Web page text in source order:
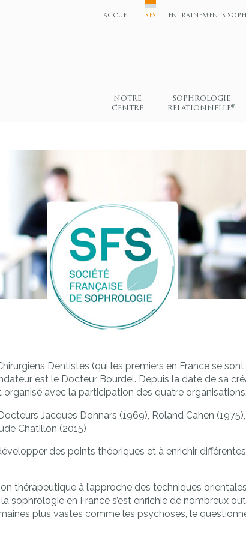
ACCUEIL SFS ENTRAINEMENTS
NOTRE
CENTRE
SOPHROLOGIE
RELATIONNELLE®
Dentistes (qui les premiers en France se
est le Docteur Bourdel. Depuis la date de sa
avec la participation des quatre organisations.
Jacques Donnars (1969), Roland Cahen
Chatillon (2015)
des points théoriques et à enrichir
thérapeutique à l’approche des techniques
sophrologie en France s’est enrichie de nombreux
plus vastes comme les psychoses, le